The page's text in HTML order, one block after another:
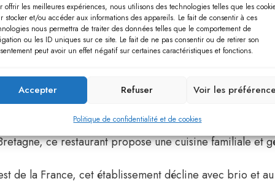
offrir les meilleures expériences, nous utilisons des technologies telles que les
stocker et/ou accéder aux informations des appareils. Le fait de consentir à ces
nous permettra de traiter des données telles que le comportement de
ou les ID uniques sur ce site. Le fait de ne pas consentir ou de retirer son
peut avoir un effet négatif sur certaines caractéristiques et fonctions.
Accepter Refuser Voir les
Politique de confidentialité et de cookies
des valeurs de solidarité, d’authenticité et de
la recherche d’une pause gourmande et dépaysante
de restaurants ouvriers en France
restaurants ouvriers de renom répartis sur
ce restaurant propose une cuisine familiale et
de la France, cet établissement décline avec brio et